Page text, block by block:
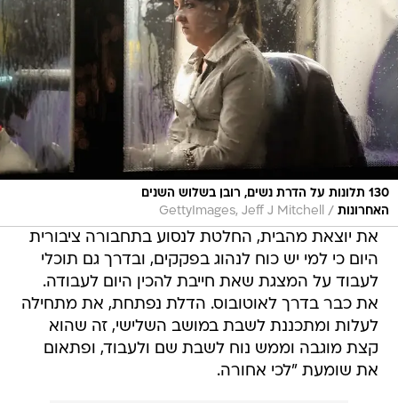
130 תלונות על הדרת נשים, רובן בשלוש השנים
האחרונות /
GettyImages, Jeff J Mitchell
את יוצאת מהבית, החלטת לנסוע בתחבורה ציבורית
היום כי למי יש כוח לנהוג בפקקים, ובדרך גם תוכלי
לעבוד על המצגת שאת חייבת להכין היום לעבודה.
את כבר בדרך לאוטובוס. הדלת נפתחת, את מתחילה
לעלות ומתכננת לשבת במושב השלישי, זה שהוא
קצת מוגבה וממש נוח לשבת שם ולעבוד, ופתאום
את שומעת "לכי אחורה.